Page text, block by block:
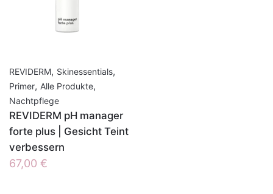
REVIDERM, Skinessentials,
Primer, Alle Produkte,
Nachtpflege
REVIDERM pH manager
forte plus | Gesicht Teint
verbessern
67,00 €